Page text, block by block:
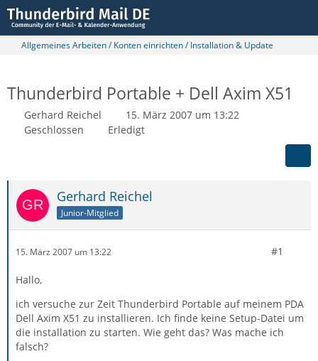
Allgemeines Arbeiten / Konten einrichten / Installation & Update
Thunderbird Portable + Dell Axim X51
Gerhard Reichel
15. März 2007 um 13:22
Geschlossen
Erledigt
Gerhard Reichel
Junior-Mitglied
15. März 2007 um 13:22 #1
Hallo,
ich versuche zur Zeit Thunderbird Portable auf meinem PDA
Dell Axim X51 zu installieren. Ich finde keine Setup-Datei um
die installation zu starten. Wie geht das? Was mache ich
falsch?